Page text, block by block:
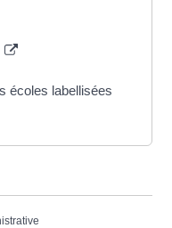
écoles labellisées